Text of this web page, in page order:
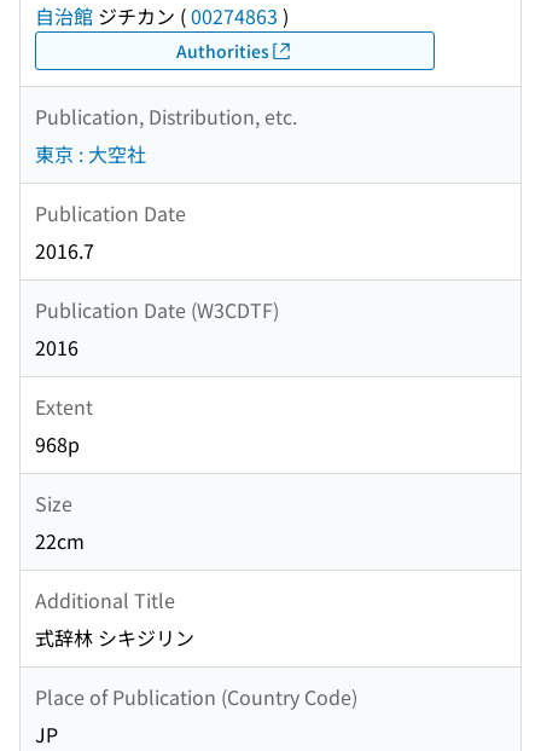
自治館 ジチカン (00274863 )
Authorities
Publication, Distribution, etc.
東京 : 大空社
Publication Date
2016.7
Publication Date (W3CDTF)
2016
Extent
968p
Size
22cm
Additional Title
式辞林 シキジリン
Place of Publication (Country Code)
JP